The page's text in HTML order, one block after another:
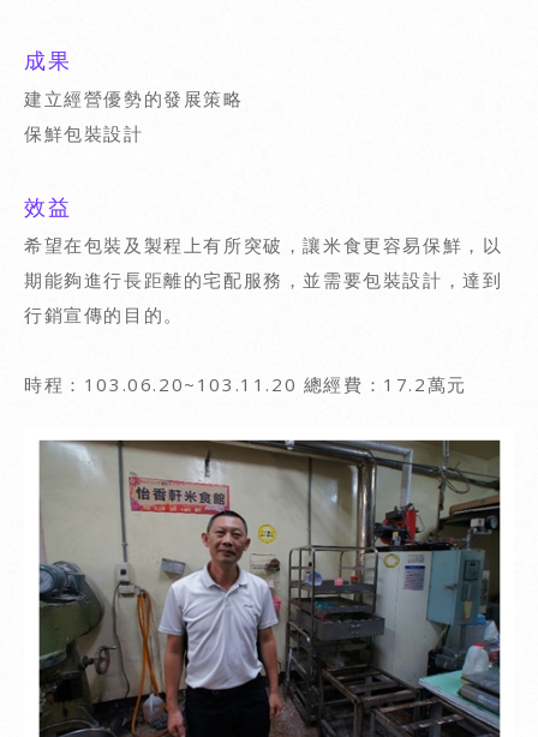
成果
建立經營優勢的發展策略
保鮮包裝設計
效益
希望在包裝及製程上有所突破，讓米食更容易保鮮，以
期能夠進行長距離的宅配服務，並需要包裝設計，達到
行銷宣傳的目的。
時程：103.06.20~103.11.20 總經費：17.2萬元